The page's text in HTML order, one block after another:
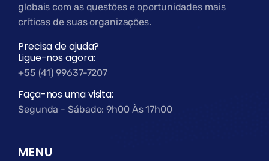
globais com as questões e oportunidades mais
críticas de suas organizações.
Precisa de ajuda?
Ligue-nos agora:
+55 (41) 99637-7207
Faça-nos uma visita:
Segunda - Sábado: 9h00 Às 17h00
MENU